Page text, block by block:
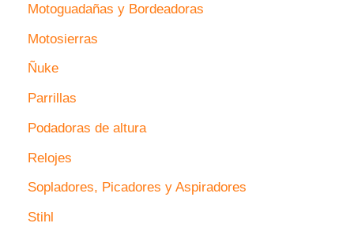
Motoguadañas y Bordeadoras
Motosierras
Ñuke
Parrillas
Podadoras de altura
Relojes
Sopladores, Picadores y Aspiradores
Stihl